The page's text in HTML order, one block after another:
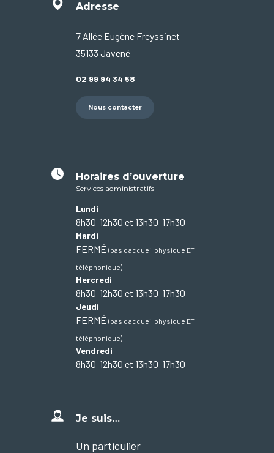
Adresse
7 Allée Eugène Freyssinet
35133 Javené
02 99 94 34 58
Nous contacter
Horaires d’ouverture
Services administratifs
Lundi
8h30-12h30 et 13h30-17h30
Mardi
FERMÉ (pas d'accueil physique ET
téléphonique)
Mercredi
8h30-12h30 et 13h30-17h30
Jeudi
FERMÉ (pas d'accueil physique ET
téléphonique)
Vendredi
8h30-12h30 et 13h30-17h30
Je suis…
Un particulier